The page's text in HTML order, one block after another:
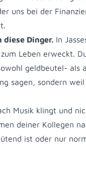
uns bei der
Dinger. In
Leben erweckt.
geldbeutel- als
sagen, sondern weil
Musik klingt und
deiner Kollegen
ist oder nur